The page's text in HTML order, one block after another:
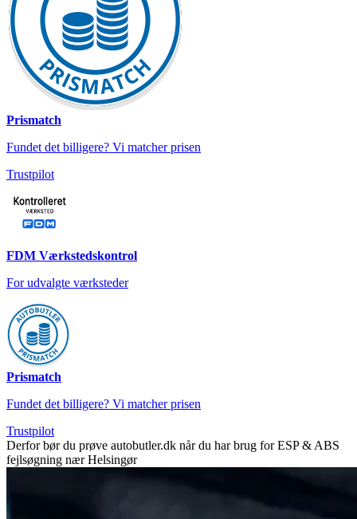
Prismatch
Fundet det billigere? Vi matcher prisen
Trustpilot
FDM Værkstedskontrol
For udvalgte værksteder
Prismatch
Fundet det billigere? Vi matcher prisen
Trustpilot
Derfor bør du prøve autobutler.dk når du har brug for ESP & ABS
fejlsøgning nær Helsingør